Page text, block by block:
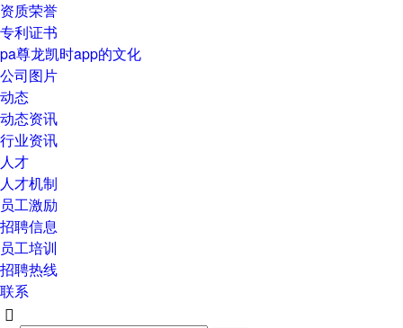
资质荣誉
专利证书
pa尊龙凯时app的文化
公司图片
动态
动态资讯
行业资讯
人才
人才机制
员工激励
招聘信息
员工培训
招聘热线
联系
